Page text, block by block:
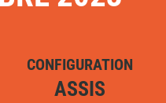
CONFIGURATION
ASSIS